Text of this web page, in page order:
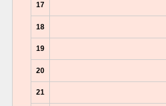
17
18
19
20
21